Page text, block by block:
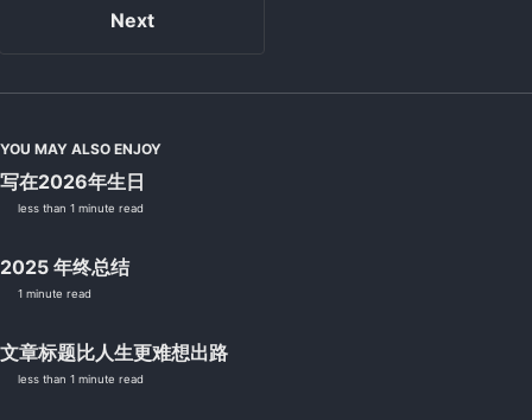
Next
YOU MAY ALSO ENJOY
写在2026年生日
less than 1 minute read
2025 年终总结
1 minute read
文章标题比人生更难想出路
less than 1 minute read